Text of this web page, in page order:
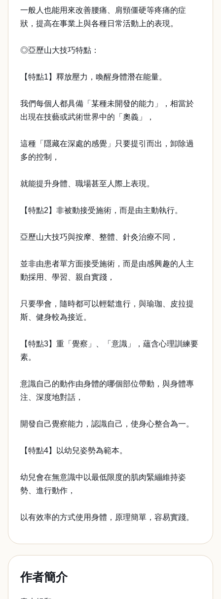
一般人也能用來改善腰痛、肩頸僵硬等疼痛的症
狀，提高在事業上與各種日常活動上的表現。
◎亞歷山大技巧特點：
【特點1】釋放壓力，喚醒身體潛在能量。
我們每個人都具備「某種未開發的能力」，相當於
出現在技藝或武術世界中的「奧義」，
這種「隱藏在深處的感覺」只要提引而出，卸除過
多的控制，
就能提升身體、職場甚至人際上表現。
【特點2】非被動接受施術，而是由主動執行。
亞歷山大技巧與按摩、整體、針灸治療不同，
並非由患者單方面接受施術，而是由感興趣的人主
動採用、學習、親自實踐，
只要學會，隨時都可以輕鬆進行，與瑜珈、皮拉提
斯、健身較為接近。
【特點3】重「覺察」、「意識」，蘊含心理訓練要
素。
意識自己的動作由身體的哪個部位帶動，與身體專
注、深度地對話，
開發自己覺察能力，認識自己，使身心整合為一。
【特點4】以幼兒姿勢為範本。
幼兒會在無意識中以最低限度的肌肉緊繃維持姿
勢、進行動作，
以有效率的方式使用身體，原理簡單，容易實踐。
作者簡介